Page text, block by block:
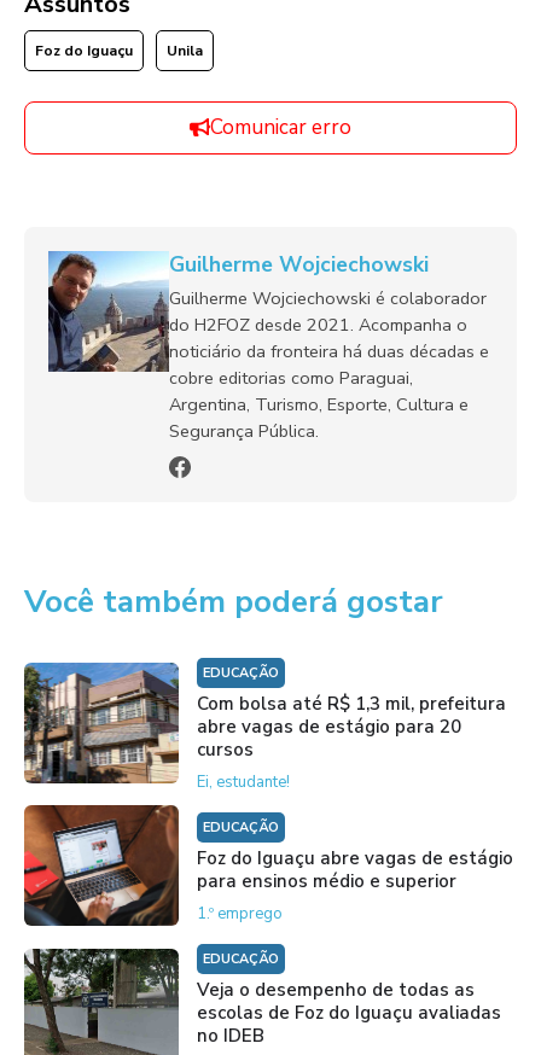
Foz do Iguaçu Unila
Comunicar erro
Guilherme Wojciechowski
Guilherme Wojciechowski é colaborador
do H2FOZ desde 2021. Acompanha o
noticiário da fronteira há duas décadas e
cobre editorias como Paraguai,
Argentina, Turismo, Esporte, Cultura e
Segurança Pública.
Você também poderá gostar
EDUCAÇÃO
Com bolsa até R$ 1,3 mil, prefeitura
abre vagas de estágio para 20
cursos
Ei, estudante!
EDUCAÇÃO
Foz do Iguaçu abre vagas de estágio
para ensinos médio e superior
1.º emprego
EDUCAÇÃO
Veja o desempenho de todas as
escolas de Foz do Iguaçu avaliadas
no IDEB